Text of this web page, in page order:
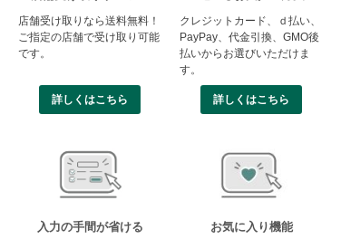
店舗受け取りなら送料無料！
ご指定の店舗で受け取り可能
です。
詳しくはこちら
クレジットカード、ｄ払い、
PayPay、代金引換、GMO後
払いからお選びいただけま
す。
詳しくはこちら
入力の手間が省ける お気に入り機能